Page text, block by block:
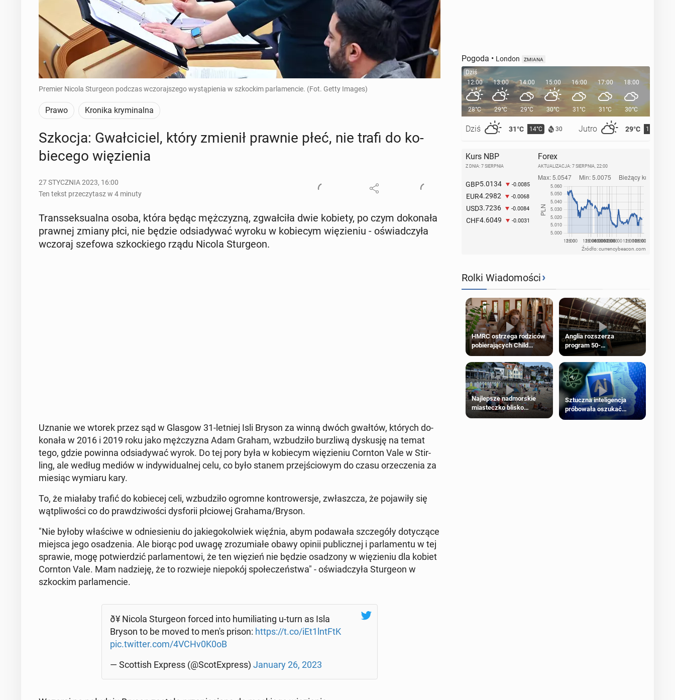
Premier Nicola Sturgeon podczas wczorajszego wystąpienia w szkockim parlamencie. (Fot. Getty Images)
Prawo Kronika kryminalna
Szkocja: Gwał­ci­ciel, który zmienił prawnie płeć, nie trafi do ko­
bie­ce­go wię­zie­nia
27 STYCZNIA 2023, 16:00
Ten tekst przeczytasz w 4 minuty
Trans­sek­su­al­na osoba, która będąc męż­czy­zną, zgwał­ci­ła dwie kobiety, po czym do­ko­na­ła
prawnej zmiany płci, nie będzie od­sia­dy­wać wyroku w ko­bie­cym wię­zie­niu - oświad­czy­ła
wczoraj szefowa szkoc­kie­go rządu Nicola Stur­ge­on.
Uznanie we wtorek przez sąd w Glasgow 31-letniej Isli Bryson za winną dwóch gwałtów, których do­
ko­na­ła w 2016 i 2019 roku jako męż­czy­zna Adam Graham, wzbu­dzi­ło burz­li­wą dys­ku­sję na temat
tego, gdzie powinna od­sia­dy­wać wyrok. Do tej pory była w ko­bie­cym wię­zie­niu Cornton Vale w Stir­
ling, ale według mediów w in­dy­wi­du­al­nej celu, co było stanem przej­ścio­wym do czasu orze­cze­nia za
miesiąc wymiaru kary.
To, że miałaby trafić do ko­bie­cej celi, wzbu­dzi­ło ogromne kon­tro­wer­sje, zwłasz­cza, że po­ja­wi­ły się
wąt­pli­wo­ści co do praw­dzi­wo­ści dys­fo­rii płcio­wej Grahama/Bryson.
"Nie byłoby wła­ści­we w od­nie­sie­niu do ja­kie­go­kol­wiek więźnia, abym po­da­wa­ła szcze­gó­ły do­ty­czą­ce
miejsca jego osa­dze­nia. Ale biorąc pod uwagę zro­zu­mia­łe obawy opinii pu­blicz­nej i par­la­men­tu w tej
sprawie, mogę po­twier­dzić par­la­men­to­wi, że ten więzień nie będzie osa­dzo­ny w wię­zie­niu dla kobiet
Cornton Vale. Mam na­dzie­ję, że to roz­wie­je nie­po­kój spo­łe­czeń­stwa" - oświad­czy­ła Stur­ge­on w
szkoc­kim par­la­men­cie.
ð¥ Nicola Stur­ge­on forced into hu­mi­lia­ting u-turn as Isla
Bryson to be moved to men's prison: https://t.co/iEt1lntFtK
pic.twitter.com/4VCHv0K0oB
— Scot­tish Express (@Sco­tE­xpress) January 26, 2023
Pogoda • London ZMIANA
Dziś
12:00
28°C
Dziś 31°C 14°C 30 Jutro 29°C 15°C
13:00
29°C
14:00
29°C
15:00
30°C
16:00
31°C
17:00
31°C
18:00
30°C
19:00
Kurs NBP
Z DNIA: 7 SIERPNIA
GBP5.0134 -0.0085
EUR4.2982 -0.0068
USD3.7236 -0.0084
CHF4.6049 -0.0031
Forex
AKTUALIZACJA: 7 SIERPNIA, 22:00
Źródło: currencybeacon.com
Rolki Wiadomości›
HMRC ostrzega rodziców
pobierających Child
Benefit. Mogą być
zobowiązani do zwrotu
zasiłku
Anglia rozszerza
program 50-
procentowych zniżek
kolejowych na 18-latków
Najlepsze nadmorskie
miasteczko blisko
Sztuczna inteligencja
próbowała oszukać
człowieka